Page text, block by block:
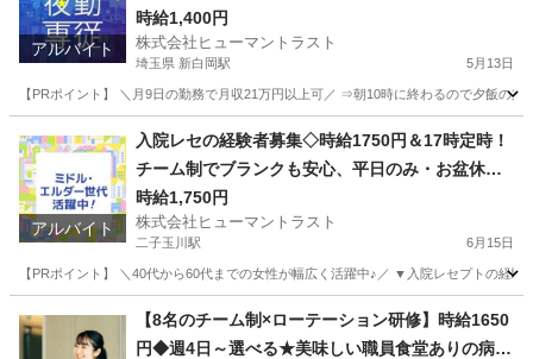
アルバイト
タッフ(ES1W-3609)
時給1,400円
株式会社ヒューマントラスト
埼玉県 新白岡駅 5月13日
【PRポイント】 ＼月9日の勤務で月収21万円以上可／ ⇒朝10時に終わるので夕飯の
新白岡駅 介護 スタッフ
アルバイト
入院レセの経験者募集◇時給1750円＆17時定時！
チーム制でブランクも安心、平日のみ・お盆休み
も相談可(ES1W-3638_1)
時給1,750円
株式会社ヒューマントラスト
二子玉川駅 6月15日
【PRポイント】 ＼40代から60代までの女性が幅広く活躍中♪／ ▼入院レセプトの
二子玉川駅 医療事務 ヒューマントラスト
【8名のチーム制×ローテーション研修】時給1650
円◆週4日～選べる★美味しい職員食堂ありの病院